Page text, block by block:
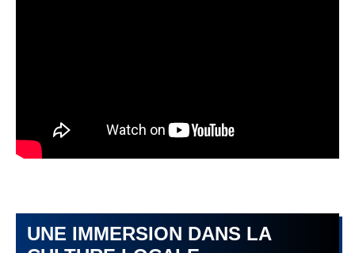
UNE IMMERSION DANS LA